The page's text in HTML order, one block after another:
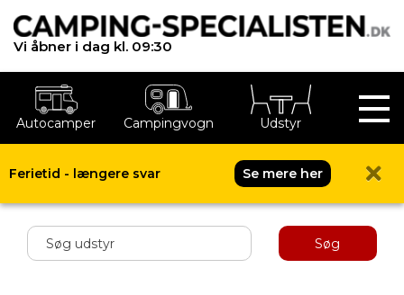
Vi åbner i dag kl. 09:30
Autocamper Campingvogn Udstyr
Ferietid - længere svar
Se mere her
Søg